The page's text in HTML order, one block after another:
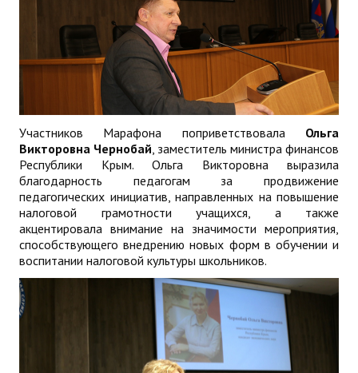
Участников Марафона поприветствовала Ольга
Викторовна Чернобай , заместитель министра финансов
Республики Крым. Ольга Викторовна выразила
благодарность педагогам за продвижение
педагогических инициатив, направленных на повышение
налоговой грамотности учащихся, а также
акцентировала внимание на значимости мероприятия,
способствующего внедрению новых форм в обучении и
воспитании налоговой культуры школьников.